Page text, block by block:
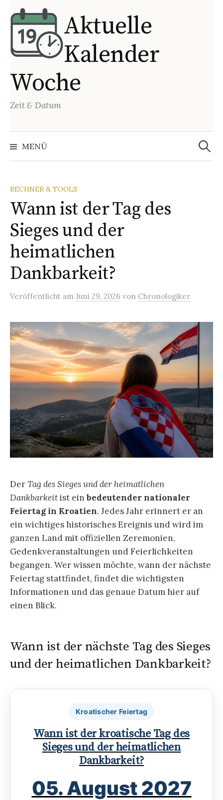
Springe
zum
Inhalt
Aktuelle
Kalender
Woche
Zeit & Datum
MENÜ
Suchen
nach:
RECHNER & TOOLS
Wann ist der Tag des
Sieges und der
heimatlichen
Dankbarkeit?
Veröffentlicht am Juni 29, 2026 von Chronologiker
DerTag des Sieges und der heimatlichen
Dankbarkeitist einbedeutender nationaler
Feiertag in Kroatien. Jedes Jahr erinnert er an
ein wichtiges historisches Ereignis und wird im
ganzen Land mit offiziellen Zeremonien,
Gedenkveranstaltungen und Feierlichkeiten
begangen. Wer wissen möchte, wann der nächste
Feiertag stattfindet, findet die wichtigsten
Informationen und das genaue Datum hier auf
einen Blick.
Wann ist der nächste Tag des Sieges
und der heimatlichen Dankbarkeit?
Kroatischer Feiertag
Wann ist der kroatische Tag des
Sieges und der heimatlichen
Dankbarkeit?
05. August 2027